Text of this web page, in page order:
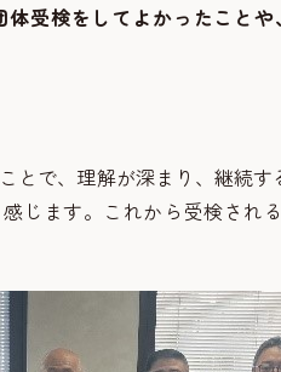
体受検をしてよかったこと
とで、理解が深まり、継続
じます。これから受検され